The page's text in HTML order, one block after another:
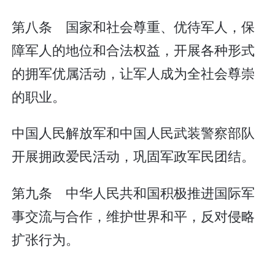
第八条 国家和社会尊重、优待军人，保
障军人的地位和合法权益，开展各种形式
的拥军优属活动，让军人成为全社会尊崇
的职业。
中国人民解放军和中国人民武装警察部队
开展拥政爱民活动，巩固军政军民团结。
第九条 中华人民共和国积极推进国际军
事交流与合作，维护世界和平，反对侵略
扩张行为。